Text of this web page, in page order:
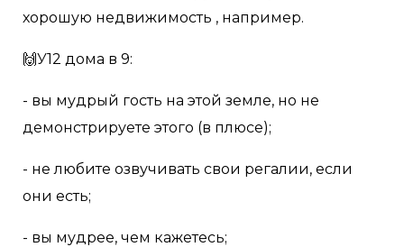
хорошую недвижимость , например.
🙌У12 дома в 9:
- вы мудрый гость на этой земле, но не
демонстрируете этого (в плюсе);
- не любите озвучивать свои регалии, если
они есть;
- вы мудрее, чем кажетесь;